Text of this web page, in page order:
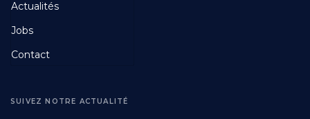
Actualités
Jobs
Contact
SUIVEZ NOTRE ACTUALITÉ